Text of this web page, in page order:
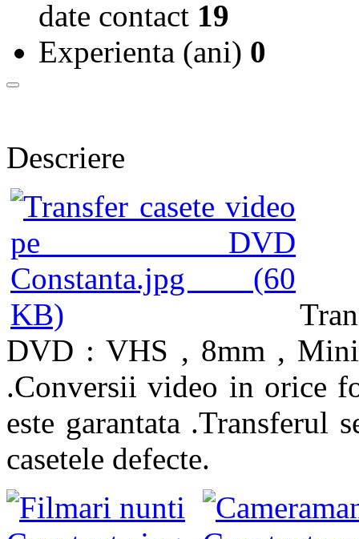
date contact 19
Experienta (ani) 0
Descriere
DVD : VHS , 8mm ,
.Conversii video in orice
este garantata .Transferul
casetele defecte.